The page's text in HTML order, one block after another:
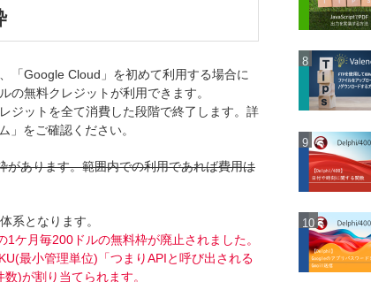
「Google Cloud」を初めて利用する場合に
の無料クレジットが利用できます。
ジットを全て消費した段階で終了します。詳
をご確認ください。
あります。範囲内での利用であれば費用は
系となります。
ケ月毎200ドルの無料枠が廃止されました。
最小管理単位)「つまりAPIと呼び出される
)が割り当てられます。